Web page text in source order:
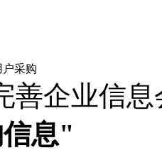
户采购
善企业信
息"